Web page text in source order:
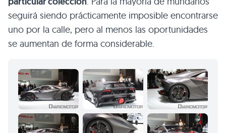
seguirá siendo prácticamente imposible encontrarse
uno por la calle, pero al menos las oportunidades
se aumentan de forma considerable.